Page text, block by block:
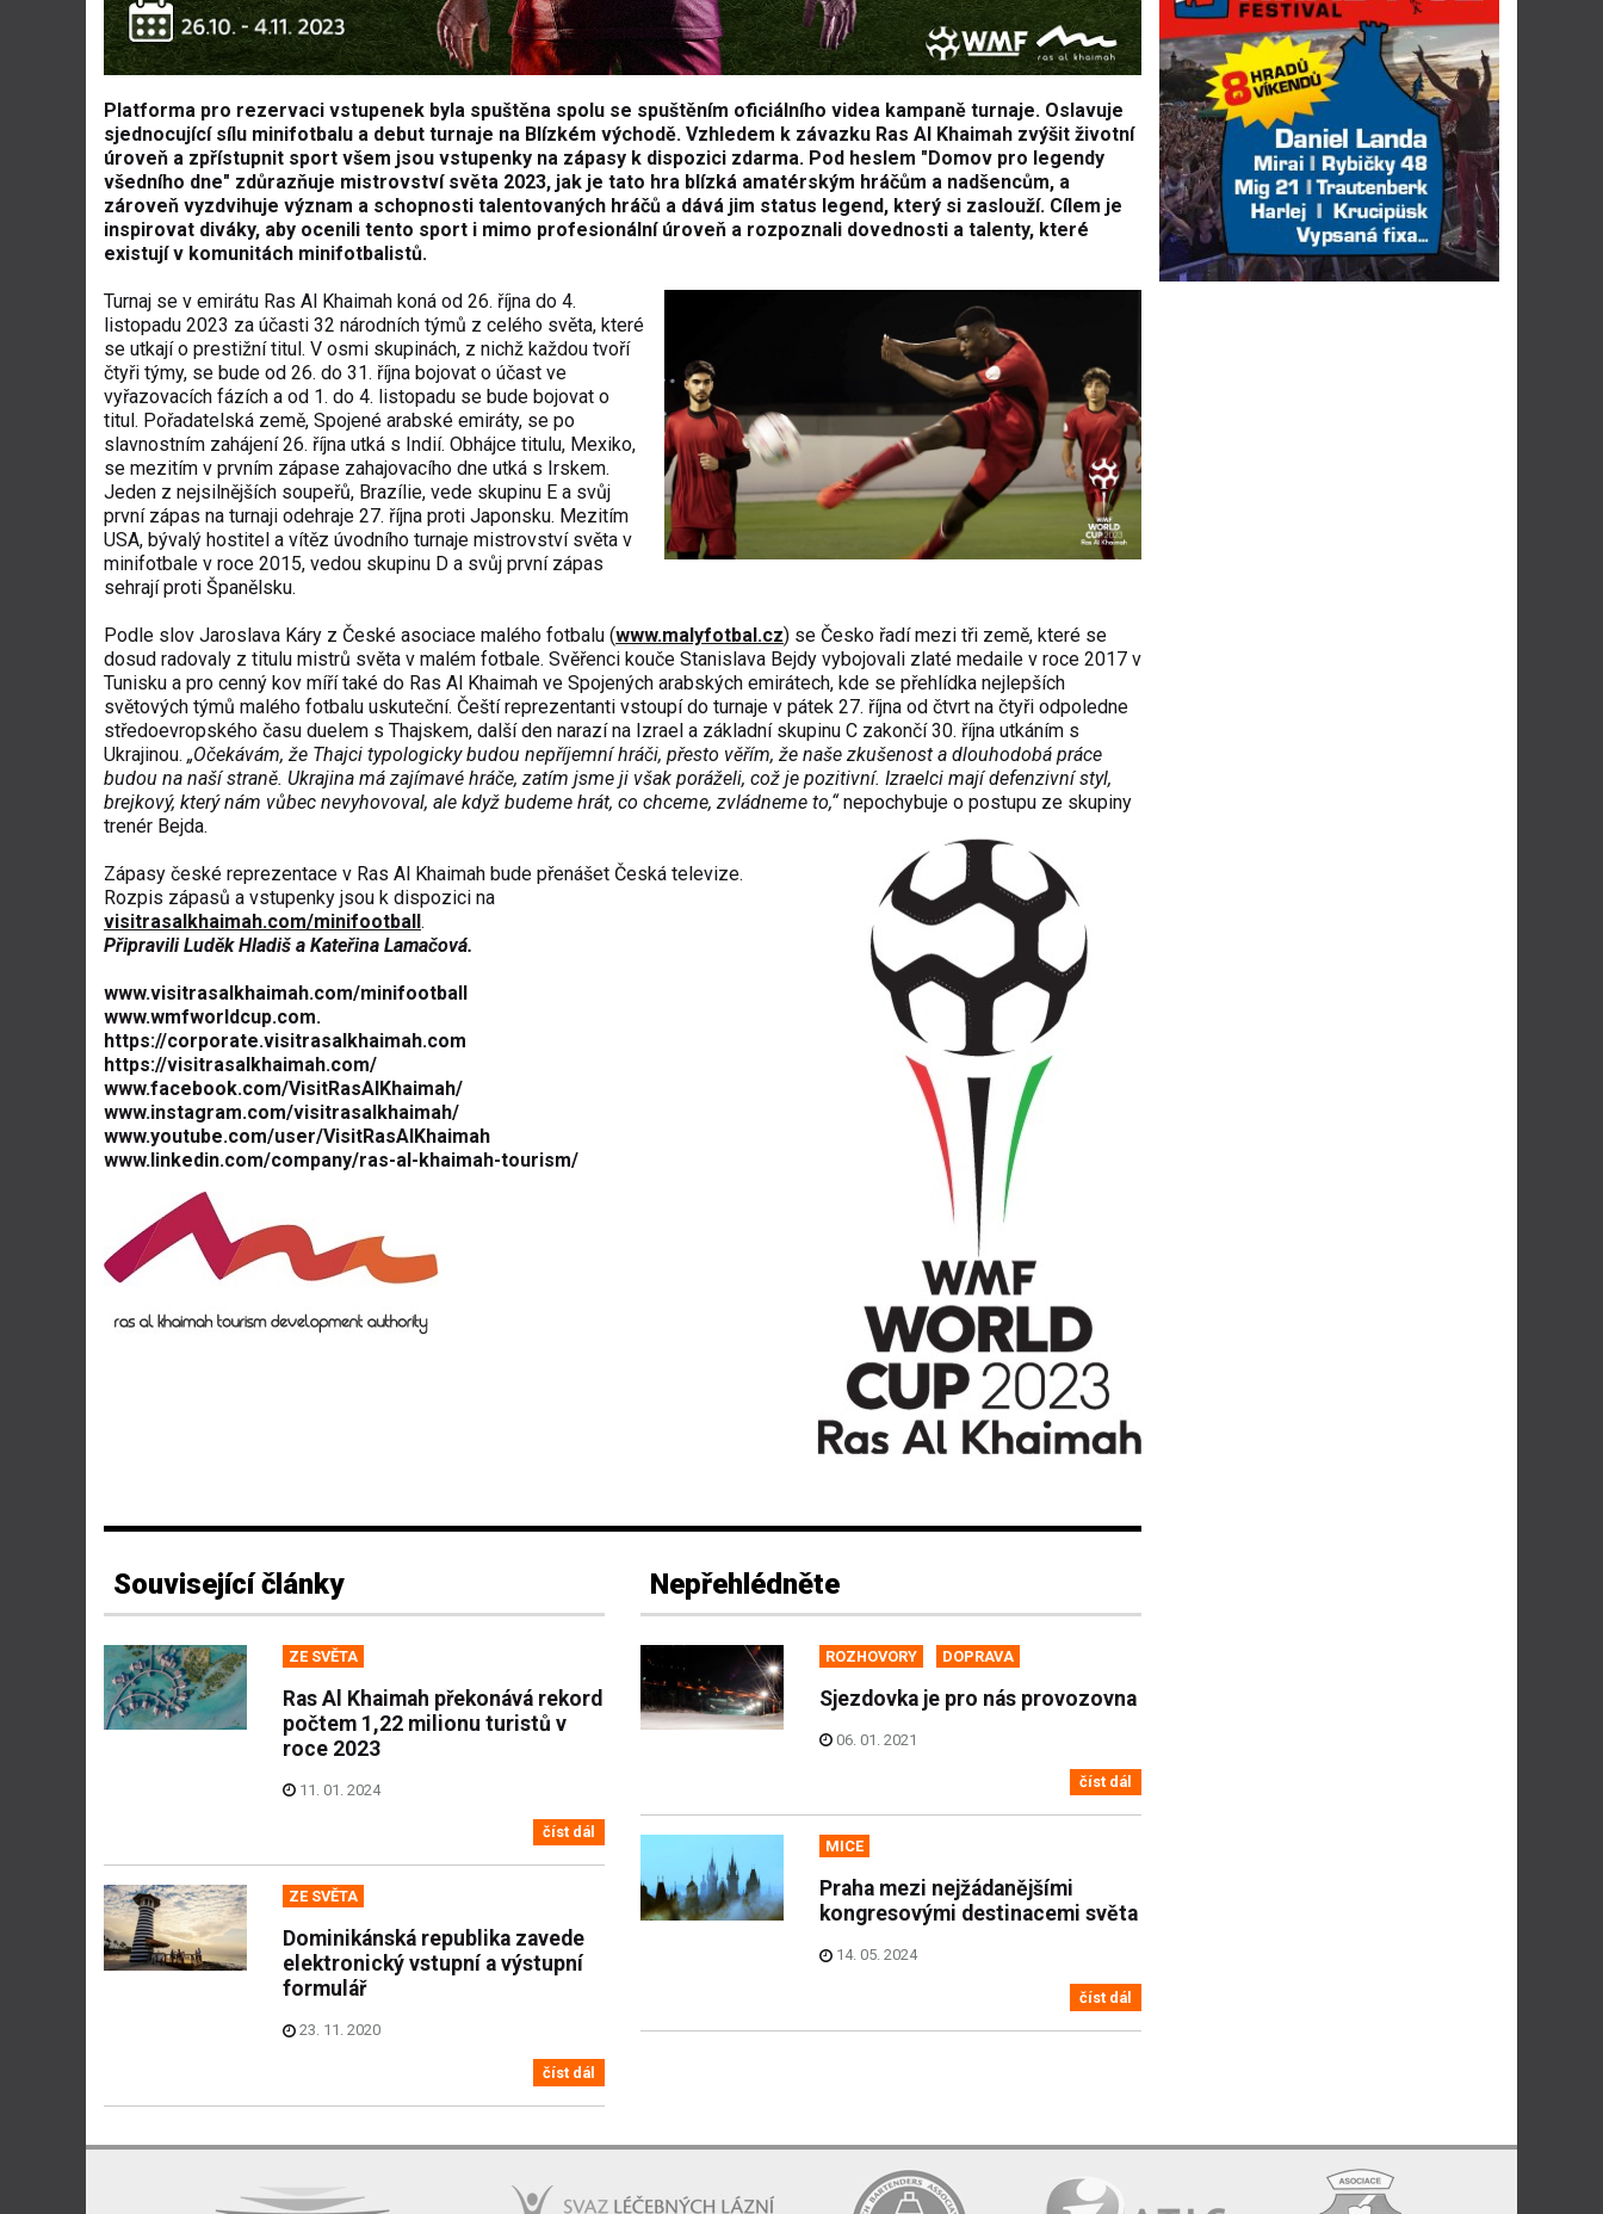
Platforma pro rezervaci vstupenek byla spuštěna spolu se spuštěním oficiálního videa kampaně turnaje. Oslavuje
sjednocující sílu minifotbalu a debut turnaje na Blízkém východě. Vzhledem k závazku Ras Al Khaimah zvýšit životní
úroveň a zpřístupnit sport všem jsou vstupenky na zápasy k dispozici zdarma. Pod heslem "Domov pro legendy
všedního dne" zdůrazňuje mistrovství světa 2023, jak je tato hra blízká amatérským hráčům a nadšencům, a
zároveň vyzdvihuje význam a schopnosti talentovaných hráčů a dává jim status legend, který si zaslouží. Cílem je
inspirovat diváky, aby ocenili tento sport i mimo profesionální úroveň a rozpoznali dovednosti a talenty, které
existují v komunitách minifotbalistů.
Turnaj se v emirátu Ras Al Khaimah koná od 26. října do 4.
listopadu 2023 za účasti 32 národních týmů z celého světa, které
se utkají o prestižní titul. V osmi skupinách, z nichž každou tvoří
čtyři týmy, se bude od 26. do 31. října bojovat o účast ve
vyřazovacích fázích a od 1. do 4. listopadu se bude bojovat o
titul. Pořadatelská země, Spojené arabské emiráty, se po
slavnostním zahájení 26. října utká s Indií. Obhájce titulu, Mexiko,
se mezitím v prvním zápase zahajovacího dne utká s Irskem.
Jeden z nejsilnějších soupeřů, Brazílie, vede skupinu E a svůj
první zápas na turnaji odehraje 27. října proti Japonsku. Mezitím
USA, bývalý hostitel a vítěz úvodního turnaje mistrovství světa v
minifotbale v roce 2015, vedou skupinu D a svůj první zápas
sehrají proti Španělsku.
Podle slov Jaroslava Káry z České asociace malého fotbalu (www.malyfotbal.cz) se Česko řadí mezi tři země, které se
dosud radovaly z titulu mistrů světa v malém fotbale. Svěřenci kouče Stanislava Bejdy vybojovali zlaté medaile v roce 2017 v
Tunisku a pro cenný kov míří také do Ras Al Khaimah ve Spojených arabských emirátech, kde se přehlídka nejlepších
světových týmů malého fotbalu uskuteční. Čeští reprezentanti vstoupí do turnaje v pátek 27. října od čtvrt na čtyři odpoledne
středoevropského času duelem s Thajskem, další den narazí na Izrael a základní skupinu C zakončí 30. října utkáním s
Ukrajinou. „Očekávám, že Thajci typologicky budou nepříjemní hráči, přesto věřím, že naše zkušenost a dlouhodobá práce
budou na naší straně. Ukrajina má zajímavé hráče, zatím jsme ji však poráželi, což je pozitivní. Izraelci mají defenzivní styl,
brejkový, který nám vůbec nevyhovoval, ale když budeme hrát, co chceme, zvládneme to,“nepochybuje o postupu ze skupiny
trenér Bejda.
Zápasy české reprezentace v Ras Al Khaimah bude přenášet Česká televize.
Rozpis zápasů a vstupenky jsou k dispozici na
visitrasalkhaimah.com/minifootball.
Připravili Luděk Hladiš a Kateřina Lamačová.
www.visitrasalkhaimah.com/minifootball
www.wmfworldcup.com.
https://corporate.visitrasalkhaimah.com
https://visitrasalkhaimah.com/
www.facebook.com/VisitRasAlKhaimah/
www.instagram.com/visitrasalkhaimah/
www.youtube.com/user/VisitRasAlKhaimah
www.linkedin.com/company/ras-al-khaimah-tourism/
Související články
ZE SVĚTA
Ras Al Khaimah překonává rekord
počtem 1,22 milionu turistů v
roce 2023
11. 01. 2024
číst dál
ZE SVĚTA
Dominikánská republika zavede
elektronický vstupní a výstupní
formulář
23. 11. 2020
číst dál
Nepřehlédněte
ROZHOVORY DOPRAVA
Sjezdovka je pro nás provozovna
06. 01. 2021
číst dál
MICE
Praha mezi nejžádanějšími
kongresovými destinacemi světa
14. 05. 2024
číst dál